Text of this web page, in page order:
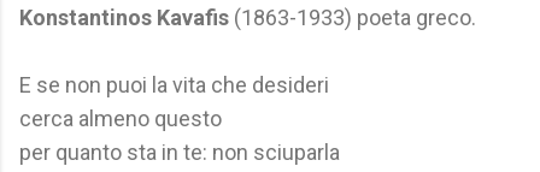
Konstantinos Kavafis (1863-1933) poeta greco.
E se non puoi la vita che desideri
cerca almeno questo
per quanto sta in te: non sciuparla